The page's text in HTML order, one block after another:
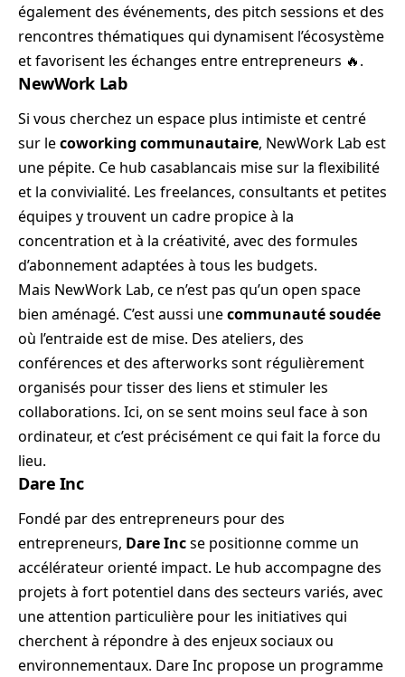
également des événements, des pitch sessions et des
rencontres thématiques qui dynamisent l’écosystème
et favorisent les échanges entre entrepreneurs 🔥.
NewWork Lab
Si vous cherchez un espace plus intimiste et centré
sur lecoworking communautaire, NewWork Lab est
une pépite. Ce hub casablancais mise sur la flexibilité
et la convivialité. Les freelances, consultants et petites
équipes y trouvent un cadre propice à la
concentration et à la créativité, avec des formules
d’abonnement adaptées à tous les budgets.
Mais NewWork Lab, ce n’est pas qu’un open space
bien aménagé. C’est aussi unecommunauté soudée
où l’entraide est de mise. Des ateliers, des
conférences et des afterworks sont régulièrement
organisés pour tisser des liens et stimuler les
collaborations. Ici, on se sent moins seul face à son
ordinateur, et c’est précisément ce qui fait la force du
lieu.
Dare Inc
Fondé par des entrepreneurs pour des
entrepreneurs, Dare Incse positionne comme un
accélérateur orienté impact. Le hub accompagne des
projets à fort potentiel dans des secteurs variés, avec
une attention particulière pour les initiatives qui
cherchent à répondre à des enjeux sociaux ou
environnementaux. Dare Inc propose un programme